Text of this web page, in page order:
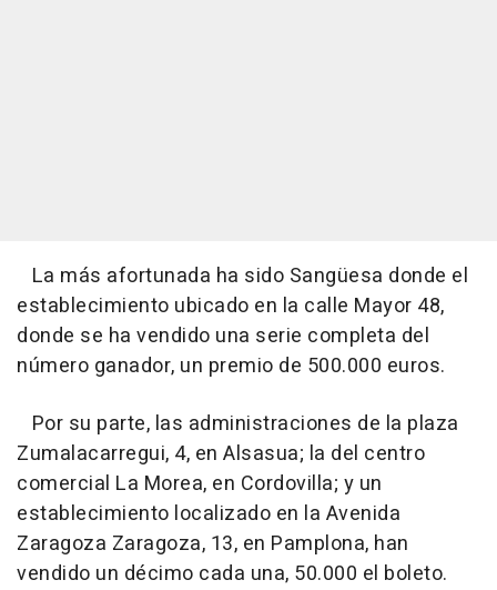
La más afortunada ha sido Sangüesa donde el
establecimiento ubicado en la calle Mayor 48,
donde se ha vendido una serie completa del
número ganador, un premio de 500.000 euros.
Por su parte, las administraciones de la plaza
Zumalacarregui, 4, en Alsasua; la del centro
comercial La Morea, en Cordovilla; y un
establecimiento localizado en la Avenida
Zaragoza Zaragoza, 13, en Pamplona, han
vendido un décimo cada una, 50.000 el boleto.